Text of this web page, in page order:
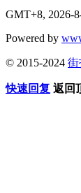
GMT+8, 2026-
Powered by
© 2015-2024 街
快速回复 返回